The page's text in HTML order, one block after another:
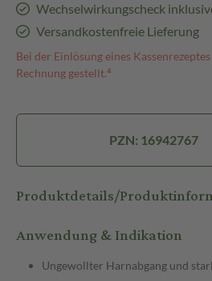
Wechselwirkungscheck
Versandkostenfreie Lieferung
Bei der Einlösung eines
Rechnung gestellt.⁴
PZN: 16942767
Produktdetails/
Anwendung & Indikation
Ungewollter Harnabgang und